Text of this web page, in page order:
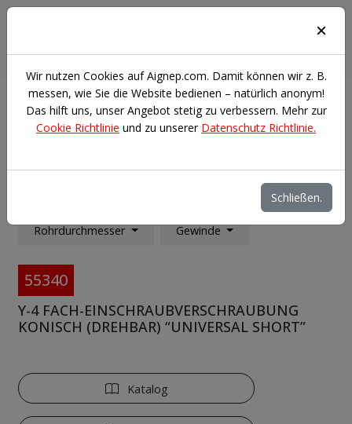
Anmelden
Suchen
Verschraubungen und anschlüsse
Steckverschraubungen
(DREHBAR) “UNIVERSAL SHORT”
Rohrdurchmesser
Gewinde
55340
Y-4 FACH-EINSCHRAUBVERSCHRAUBUNG
KONISCH (DREHBAR) “UNIVERSAL SHORT”
Katalog
Wir nutzen Cookies auf Aignep.com. Damit können wir z. B.
messen, wie Sie die Website bedienen – natürlich anonym!
Das hilft uns, unser Angebot stetig zu verbessern. Mehr zur
Cookie Richtlinie und zu unserer Datenschutz Richtlinie.
Schließen.